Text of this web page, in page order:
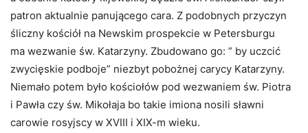
patron aktualnie panującego cara. Z podobnych przyczyn
śliczny kościół na Newskim prospekcie w Petersburgu
ma wezwanie św. Katarzyny. Zbudowano go: ” by uczcić
zwycięskie podboje” niezbyt pobożnej carycy Katarzyny.
Niemało potem było kościołów pod wezwaniem św. Piotra
i Pawła czy św. Mikołaja bo takie imiona nosili sławni
carowie rosyjscy w XVIII i XIX-m wieku.